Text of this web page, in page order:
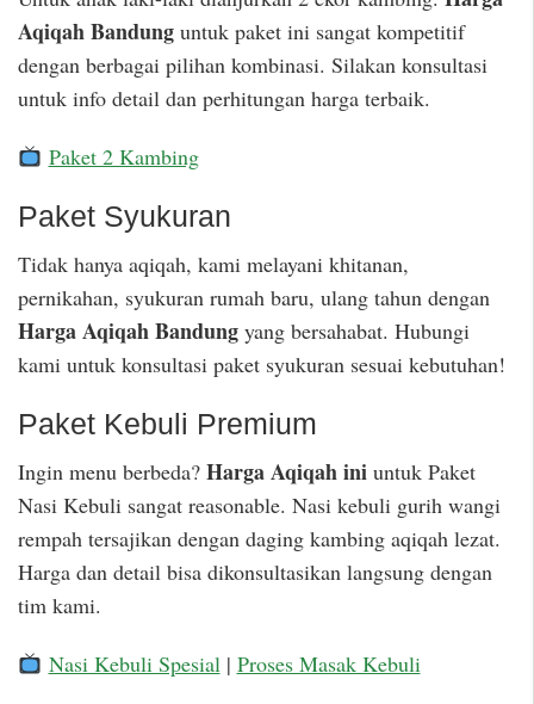
Aqiqah Bandung untuk paket ini sangat kompetitif
dengan berbagai pilihan kombinasi. Silakan konsultasi
untuk info detail dan perhitungan harga terbaik.
Paket 2 Kambing
Paket Syukuran
Tidak hanya aqiqah, kami melayani khitanan,
pernikahan, syukuran rumah baru, ulang tahun dengan
Harga Aqiqah Bandung yang bersahabat. Hubungi
kami untuk konsultasi paket syukuran sesuai kebutuhan!
Paket Kebuli Premium
Ingin menu berbeda? Harga Aqiqah ini untuk Paket
Nasi Kebuli sangat reasonable. Nasi kebuli gurih wangi
rempah tersajikan dengan daging kambing aqiqah lezat.
Harga dan detail bisa dikonsultasikan langsung dengan
tim kami.
Nasi Kebuli Spesial| Proses Masak Kebuli